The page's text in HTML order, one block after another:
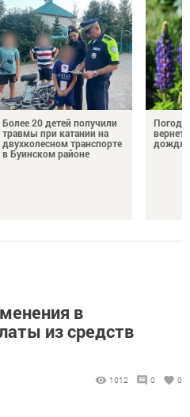
Более 20 детей получили
травмы при катании на
двухколесном транспорте
в Буинском районе
Погода
в
из средств
1012 0 0